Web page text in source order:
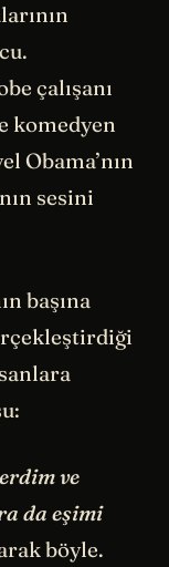
çalışanı
komedyen
Obama’nın
sesini
başına
ve
da eşimi
böyle.